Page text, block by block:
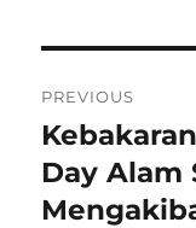
pos
PREVIOUS
Previous
post:
Day Alam